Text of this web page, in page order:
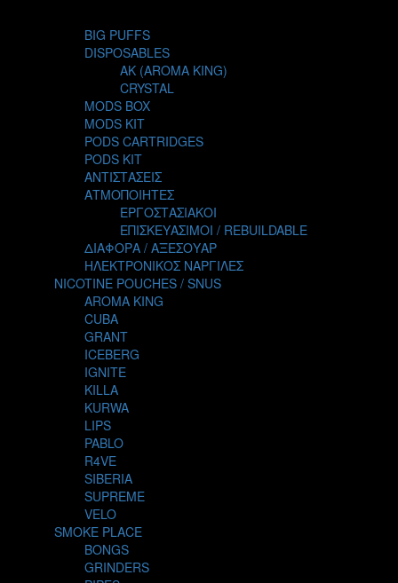
NUBO
OMERTA LIQUIDS
OPMH PROJECT
S-ELF JUICE
SADBOY
SCANDAL
SECRET FOREST
STEAM CITY LIQUIDS
STEAM TRAIN
STEAMPUNK
TALES
TATTOO
THE ALCHEMIST
THE SMOKER'S CLUB
TIKI MAHU
TWIST
VGOD
WILD ZOO
YETI
BIG PUFFS
DISPOSABLES
AK (AROMA KING)
CRYSTAL
MODS BOX
MODS KIT
PODS CARTRIDGES
PODS KIT
ΑΝΤΙΣΤΑΣΕΙΣ
ΑΤΜΟΠΟΙΗΤΕΣ
ΕΡΓΟΣΤΑΣΙΑΚΟΙ
ΕΠΙΣΚΕΥΑΣΙΜΟΙ / REBUILDABLE
ΔΙΑΦΟΡΑ / ΑΞΕΣΟΥΑΡ
ΗΛΕΚΤΡΟΝΙΚΟΣ ΝΑΡΓΙΛΕΣ
NICOTINE POUCHES / SNUS
AROMA KING
CUBA
GRANT
ICEBERG
IGNITE
KILLA
KURWA
LIPS
PABLO
R4VE
SIBERIA
SUPREME
VELO
SMOKE PLACE
BONGS
GRINDERS